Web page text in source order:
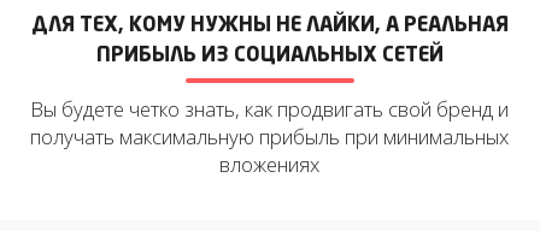
ДЛЯ ТЕХ, КОМУ НУЖНЫ НЕ ЛАЙКИ, А РЕАЛЬНАЯ
ПРИБЫЛЬ ИЗ СОЦИАЛЬНЫХ СЕТЕЙ
Вы будете четко знать, как продвигать свой бренд и
получать максимальную прибыль при минимальных
вложениях